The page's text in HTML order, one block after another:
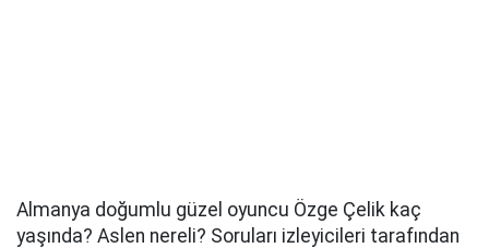
Almanya doğumlu güzel oyuncu Özge Çelik kaç
yaşında? Aslen nereli? Soruları izleyicileri tarafından